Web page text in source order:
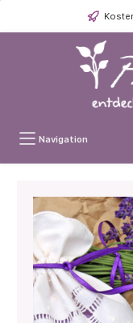
Navigation